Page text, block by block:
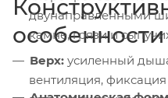
двунаправленными
камне, грязи и
Верх: усиленный
вентиляция,
особенности